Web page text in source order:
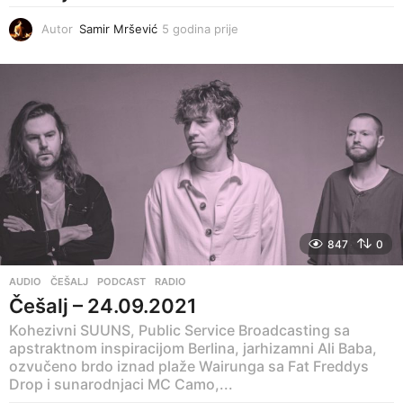
Autor Samir Mršević 5 godina prije
o
n
r
i
j
e
847 0
AUDIO ,ČEŠALJ ,PODCAST ,RADIO
Češalj – 24.09.2021
Kohezivni SUUNS, Public Service Broadcasting sa
apstraktnom inspiracijom Berlina, jarhizamni Ali Baba,
ozvučeno brdo iznad plaže Wairunga sa Fat Freddys
Drop i sunarodnjaci MC Camo,...